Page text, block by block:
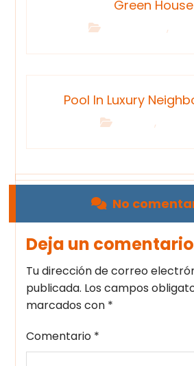
Green House
,
Pool In Luxury
,
No
Deja un comentario
Tu dirección de correo
publicada. Los campos
marcados con *
Comentario *